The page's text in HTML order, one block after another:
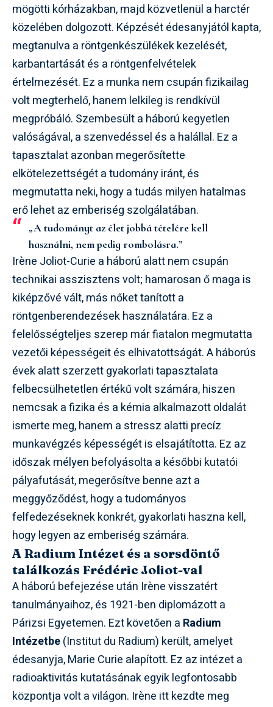
mögötti kórházakban, majd közvetlenül a harctér
közelében dolgozott. Képzését édesanyjától kapta,
megtanulva a röntgenkészülékek kezelését,
karbantartását és a röntgenfelvételek
értelmezését. Ez a munka nem csupán fizikailag
volt megterhelő, hanem lelkileg is rendkívül
megpróbáló. Szembesült a háború kegyetlen
valóságával, a szenvedéssel és a halállal. Ez a
tapasztalat azonban megerősítette
elkötelezettségét a tudomány iránt, és
megmutatta neki, hogy a tudás milyen hatalmas
erő lehet az emberiség szolgálatában.
„A tudományt az élet jobbá tételére kell
használni, nem pedig rombolásra.”
Irène Joliot-Curie a háború alatt nem csupán
technikai asszisztens volt; hamarosan ő maga is
kiképzővé vált, más nőket tanított a
röntgenberendezések használatára. Ez a
felelősségteljes szerep már fiatalon megmutatta
vezetői képességeit és elhivatottságát. A háborús
évek alatt szerzett gyakorlati tapasztalata
felbecsülhetetlen értékű volt számára, hiszen
nemcsak a fizika és a kémia alkalmazott oldalát
ismerte meg, hanem a stressz alatti precíz
munkavégzés képességét is elsajátította. Ez az
időszak mélyen befolyásolta a későbbi kutatói
pályafutását, megerősítve benne azt a
meggyőződést, hogy a tudományos
felfedezéseknek konkrét, gyakorlati haszna kell,
hogy legyen az emberiség számára.
A Radium Intézet és a sorsdöntő
találkozás Frédéric Joliot-val
A háború befejezése után Irène visszatért
tanulmányaihoz, és 1921-ben diplomázott a
Párizsi Egyetemen. Ezt követően a Radium
Intézetbe(Institut du Radium) került, amelyet
édesanyja, Marie Curie alapított. Ez az intézet a
radioaktivitás kutatásának egyik legfontosabb
központja volt a világon. Irène itt kezdte meg